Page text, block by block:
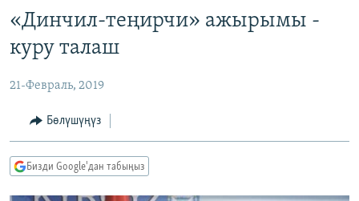
Издөөгө
салыңыз
ЭКОНОМИКА
МАДАНИЯТ
ДҮЙНӨ
БОРБОР АЗИЯ
УКРАИНА
АТАЙЫН ИЛИКТӨӨ
ТВ ПРОГРАММАЛАР
ЭКСПЕРТТЕР ТАЛДАЙТ
ӨЗГӨЧӨ ПИКИР
«Динчил-теңирчи» ажырымы -
куру талаш
21-Февраль, 2019
Бөлүшүңүз
Бизди Google'дан табыңыз